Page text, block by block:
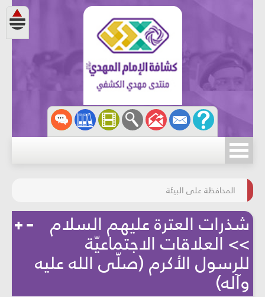
مسابقة الركب الحسينيّ
المحافظة على البيئة
شذرات العترة عليهم السلام
>> العلاقات الاجتماعيّة
للرسول الأكرم (صلّى الله عليه
وآله)